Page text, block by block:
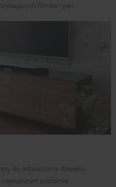
filmów i gier.
do odtwarzania dźwięku
poziomie